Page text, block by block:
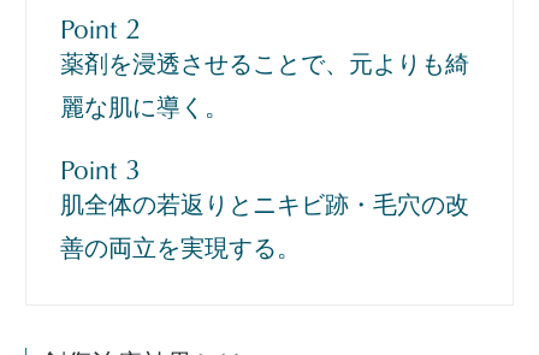
Point 2
薬剤を浸透させることで、元よりも綺
麗な肌に導く。
Point 3
肌全体の若返りとニキビ跡・毛穴の改
善の両立を実現する。